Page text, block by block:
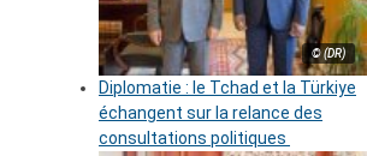
© (DR)
Diplomatie : le Tchad et la Türkiye
échangent sur la relance des
consultations politiques